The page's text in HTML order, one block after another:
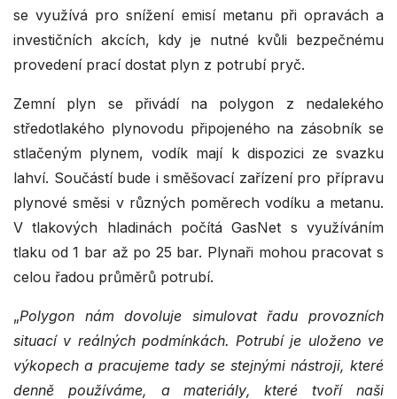
se využívá pro snížení emisí metanu při opravách a
investičních akcích, kdy je nutné kvůli bezpečnému
provedení prací dostat plyn z potrubí pryč.
Zemní plyn se přivádí na polygon z nedalekého
středotlakého plynovodu připojeného na zásobník se
stlačeným plynem, vodík mají k dispozici ze svazku
lahví. Součástí bude i směšovací zařízení pro přípravu
plynové směsi v různých poměrech vodíku a metanu.
V tlakových hladinách počítá GasNet s využíváním
tlaku od 1 bar až po 25 bar. Plynaři mohou pracovat s
celou řadou průměrů potrubí.
„Polygon nám dovoluje simulovat řadu provozních
situací v reálných podmínkách. Potrubí je uloženo ve
výkopech a pracujeme tady se stejnými nástroji, které
denně používáme, a materiály, které tvoří naši